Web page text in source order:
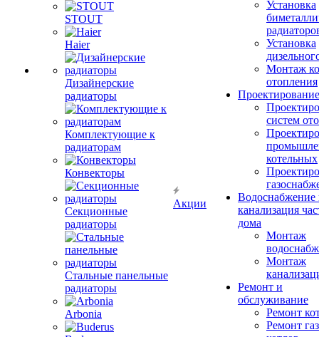
STOUT
Haier
Дизайнерские
радиаторы
Комплектующие к
радиаторам
Конвекторы
Секционные
радиаторы
Стальные панельные
радиаторы
Arbonia
Акции
Установка
Установка
Монтаж
отопления
Проектирование
систем
котельных
Водоснабжение
канализация
дома
Монтаж
Монтаж
Ремонт и
обслуживание
Ремонт
Ремонт